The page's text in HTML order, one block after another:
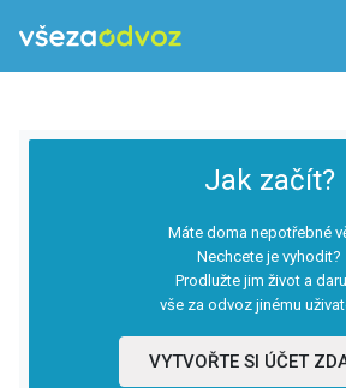
Jak začít?
Máte doma nepotřebné
Nechcete je vyhodit?
Prodlužte jim život a
vše za odvoz jinému
VYTVOŘTE SI ÚČET